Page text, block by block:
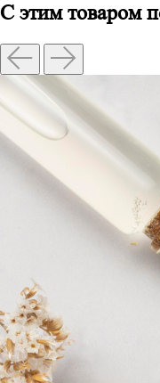
С этим товаром